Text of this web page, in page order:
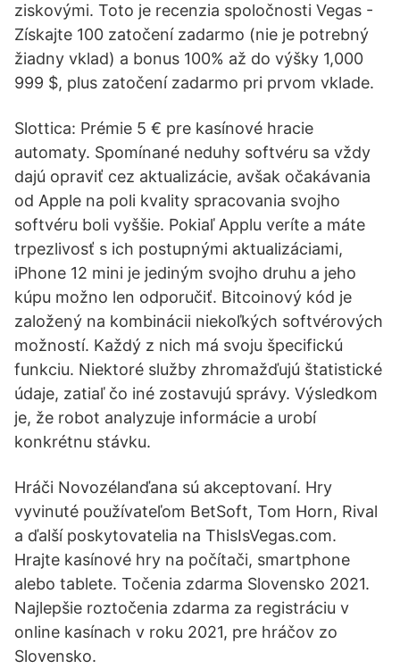
ziskovými. Toto je recenzia spoločnosti Vegas -
Získajte 100 zatočení zadarmo (nie je potrebný
žiadny vklad) a bonus 100% až do výšky 1,000
999 $, plus zatočení zadarmo pri prvom vklade.
Slottica: Prémie 5 € pre kasínové hracie
automaty. Spomínané neduhy softvéru sa vždy
dajú opraviť cez aktualizácie, avšak očakávania
od Apple na poli kvality spracovania svojho
softvéru boli vyššie. Pokiaľ Applu veríte a máte
trpezlivosť s ich postupnými aktualizáciami,
iPhone 12 mini je jediným svojho druhu a jeho
kúpu možno len odporučiť. Bitcoinový kód je
založený na kombinácii niekoľkých softvérových
možností. Každý z nich má svoju špecifickú
funkciu. Niektoré služby zhromažďujú štatistické
údaje, zatiaľ čo iné zostavujú správy. Výsledkom
je, že robot analyzuje informácie a urobí
konkrétnu stávku.
Hráči Novozélanďana sú akceptovaní. Hry
vyvinuté používateľom BetSoft, Tom Horn, Rival
a ďalší poskytovatelia na ThisIsVegas.com.
Hrajte kasínové hry na počítači, smartphone
alebo tablete. Točenia zdarma Slovensko 2021.
Najlepšie roztočenia zdarma za registráciu v
online kasínach v roku 2021, pre hráčov zo
Slovensko.